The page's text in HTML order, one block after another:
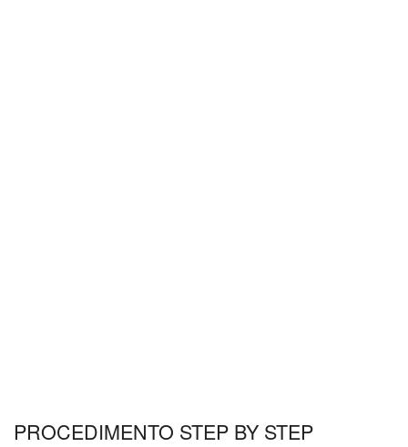
PROCEDIMENTO STEP BY STEP